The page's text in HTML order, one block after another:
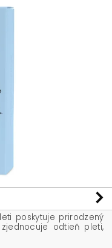
poskytuje prirodzený
odtieň pleti,